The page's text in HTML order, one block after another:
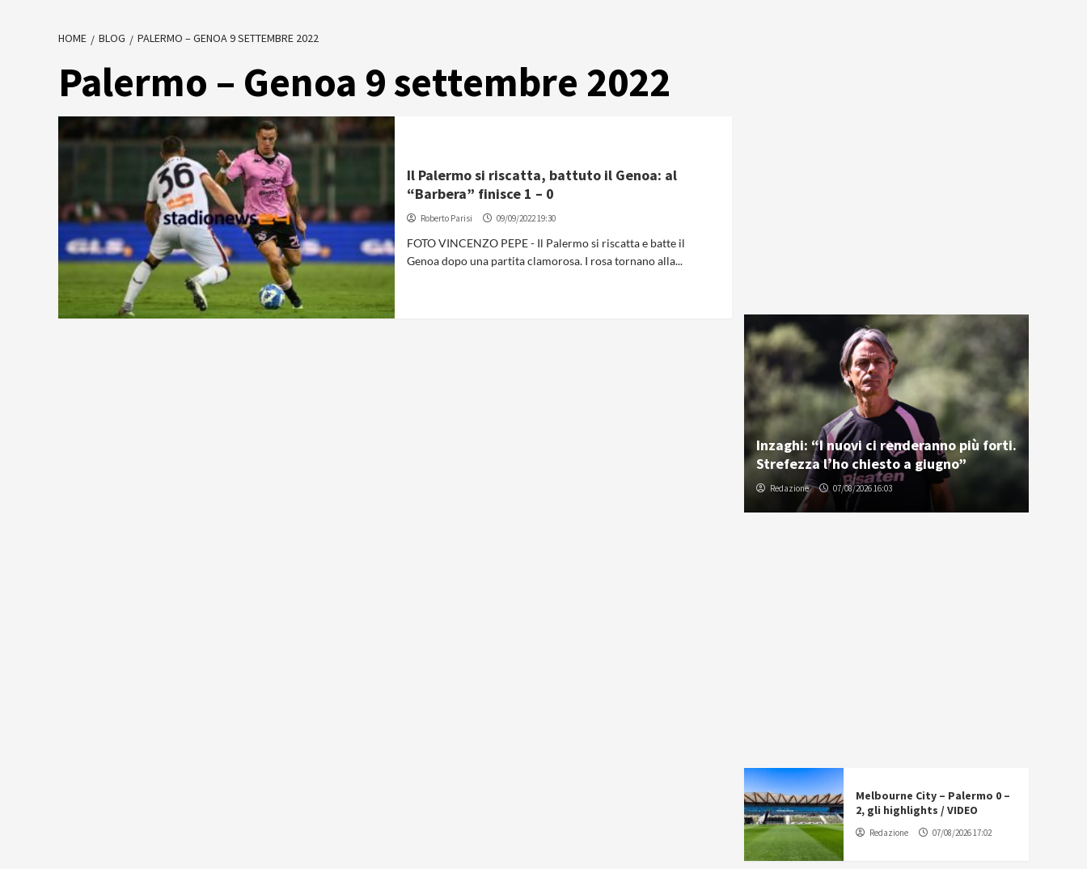
HOME BLOG PALERMO – GENOA 9 SETTEMBRE 2022
Palermo – Genoa 9 settembre 2022
Il Palermo si riscatta, battuto il Genoa: al
“Barbera” finisce 1 – 0
Roberto Parisi 09/09/2022 19:30
FOTO VINCENZO PEPE - Il Palermo si riscatta e batte il
Genoa dopo una partita clamorosa. I rosa tornano alla...
Inzaghi: “I nuovi ci renderanno più forti.
Strefezza l’ho chiesto a giugno”
Redazione 07/08/2026 16:03
Melbourne City – Palermo 0 –
2, gli highlights / VIDEO
Redazione 07/08/2026 17:02